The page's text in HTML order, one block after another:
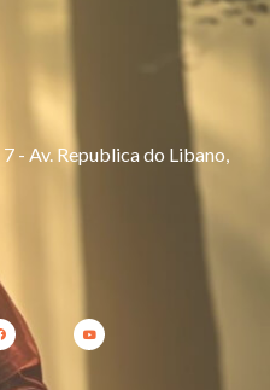
- Av. Republica do Libano,